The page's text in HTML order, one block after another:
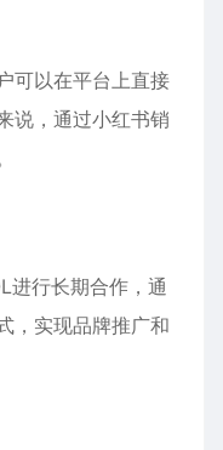
可以在平台上直接
说，通过小红书销
进行长期合作，通
，实现品牌推广和